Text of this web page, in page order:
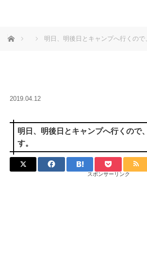
ホーム 明日、明後日とキャンプへ行くので
2019.04.12
明日、明後日とキャンプへ行くので
す。
スポンサーリンク